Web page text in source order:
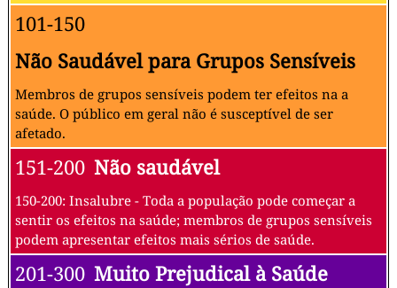
101-150
Não Saudável para Grupos Sensíveis
Membros de grupos sensíveis podem ter efeitos na a
saúde. O público em geral não é susceptível de ser
afetado.
151-200 Não saudável
150-200: Insalubre - Toda a população pode começar a
sentir os efeitos na saúde; membros de grupos sensíveis
podem apresentar efeitos mais sérios de saúde.
201-300 Muito Prejudical à Saúde